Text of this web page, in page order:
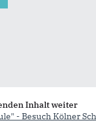
Inhalt weiter
- Besuch Kölner